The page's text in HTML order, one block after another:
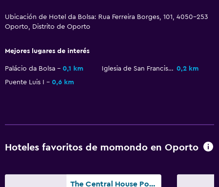
TV de pantalla plana
Sala de estar/TV compartida
La comida se puede entregar en el alojamiento
Máquina expendedora (botanas)
Ubicación de Hotel da Bolsa: Rua Ferreira Borges, 101, 4050-253
Oporto, Distrito de Oporto
Mejores lugares de interés
Palácio da Bolsa 0,1 km Iglesia de San Francisco 0,2 km
Puente Luis I
0,6 km
Hoteles favoritos de momondo en Oporto
The Central House Porto Ribeira - Hostel